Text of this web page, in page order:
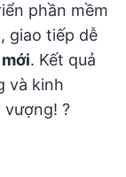
phần mềm
giao tiếp dễ
. Kết quả
và kinh
vượng! ?